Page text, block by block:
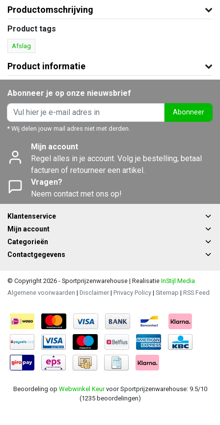
Productomschrijving
Product tags
Afslag
Product informatie
Abonneer je op onze nieuwsbrief
Abonneer
* Wij delen jouw mail adres niet met derden.
Mijn account
Regel alles in je account. Volg je bestelling, betaal
facturen of retourneer een artikel.
Vragen?
Neem contact met ons op!
Klantenservice
Mijn account
Categorieën
Contactgegevens
© Copyright 2026 - Sportprijzenwarehouse | Realisatie InStijl Media
Algemene voorwaarden | Disclaimer | Privacy Policy | Sitemap | RSS Feed
Beoordeling op Webwinkel Keurvoor Sportprijzenwarehouse: 9.5/10
(1235 beoordelingen)